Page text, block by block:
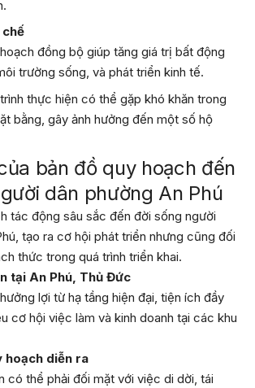
chế
đồng bộ giúp tăng giá trị bất động
trường sống, và phát triển kinh tế.
thực hiện có thể gặp khó khăn trong
bằng, gây ảnh hưởng đến một số hộ
bản đồ quy hoạch đến
dân phường An Phú
tác động sâu sắc đến đời sống người
tạo ra cơ hội phát triển nhưng cũng đối
thức trong quá trình triển khai.
tại An Phú, Thủ Đức
lợi từ hạ tầng hiện đại, tiện ích đầy
cơ hội việc làm và kinh doanh tại các khu
hoạch diễn ra
có thể phải đối mặt với việc di dời, tái